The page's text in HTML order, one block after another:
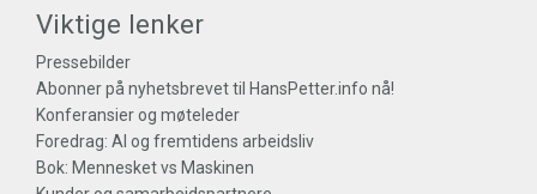
Viktige lenker
Pressebilder
Abonner på nyhetsbrevet til HansPetter.info nå!
Konferansier og møteleder
Foredrag: AI og fremtidens arbeidsliv
Bok: Mennesket vs Maskinen